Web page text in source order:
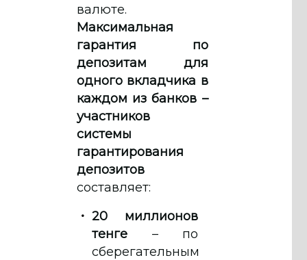
валюте.
Максимальная
гарантия по
депозитам для
одного вкладчика в
каждом из банков –
участников
системы
гарантирования
депозитов
составляет:
20 миллионов
тенге – по
сберегательным